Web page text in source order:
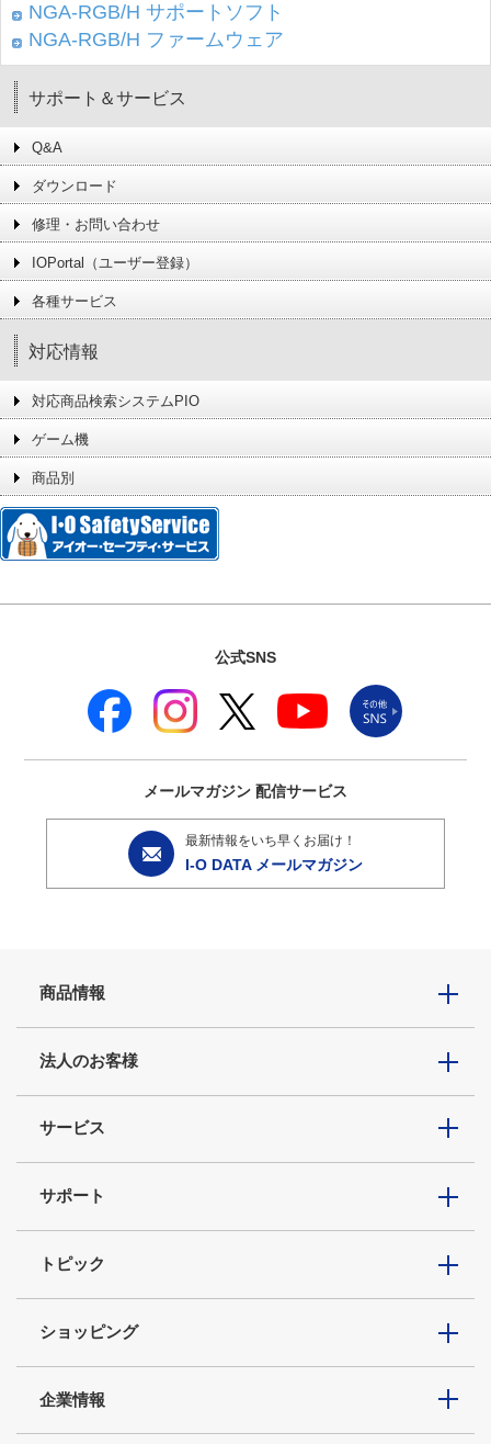
NGA-RGB/H サポートソフト
NGA-RGB/H ファームウェア
サポート＆サービス
Q&A
ダウンロード
修理・お問い合わせ
IOPortal（ユーザー登録）
各種サービス
対応情報
対応商品検索システムPIO
ゲーム機
商品別
公式SNS
メールマガジン 配信サービス
最新情報をいち早くお届け！
I-O DATA メールマガジン
商品情報
法人のお客様
サービス
サポート
トピック
ショッピング
企業情報